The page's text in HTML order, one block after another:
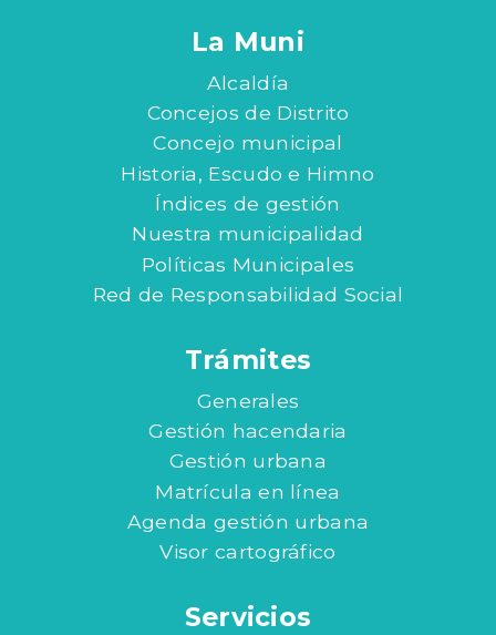
La Muni
Alcaldía
Concejos de Distrito
Concejo municipal
Historia, Escudo e Himno
Índices de gestión
Nuestra municipalidad
Políticas Municipales
Red de Responsabilidad Social
Trámites
Generales
Gestión hacendaria
Gestión urbana
Matrícula en línea
Agenda gestión urbana
Visor cartográfico
Servicios